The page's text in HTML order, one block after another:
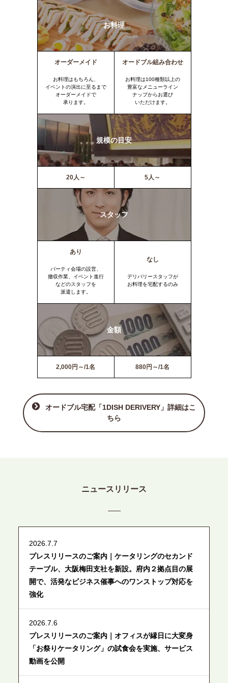
お料理
オーダーメイド
お料理はもちろん、
イベントの演出に至るまで
オーダーメイドで
承ります。
オードブル組み合わせ
お料理は100種類以上の
豊富なメニューライン
ナップからお選び
いただけます。
規模の目安
20人～ 5人～
スタッフ
あり
パーティ会場の設営、
撤収作業、イベント進行
などのスタッフを
派遣します。
なし
デリバリースタッフが
お料理を宅配するのみ
金額
2,000円～/1名 880円～/1名
オードブル宅配「1DISH DERIVERY」詳細はこ
ちら
ニュースリリース
2026.7.7
プレスリリースのご案内｜ケータリングのセカンド
テーブル、大阪梅田支社を新設。府内２拠点目の展
開で、活発なビジネス催事へのワンストップ対応を
強化
2026.7.6
プレスリリースのご案内｜オフィスが縁日に大変身
「お祭りケータリング」の試食会を実施、サービス
動画を公開